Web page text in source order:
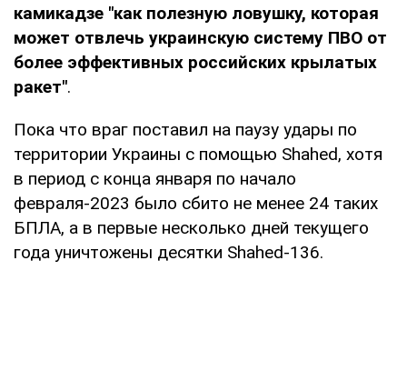
камикадзе "как полезную ловушку, которая
может отвлечь украинскую систему ПВО от
более эффективных российских крылатых
ракет".
Пока что враг поставил на паузу удары по
территории Украины с помощью Shahed, хотя
в период с конца января по начало
февраля-2023 было сбито не менее 24 таких
БПЛА, а в первые несколько дней текущего
года уничтожены десятки Shahed-136.